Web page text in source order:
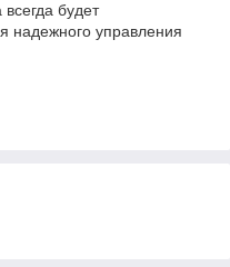
будет
надежного управления